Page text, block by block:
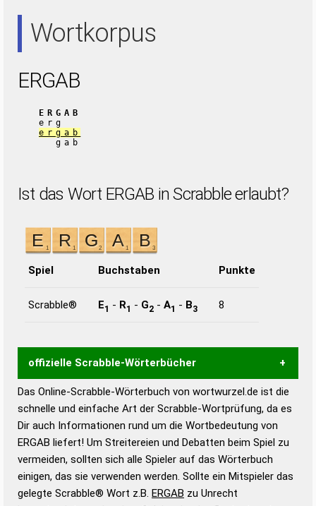
Wortkorpus
ERGAB
ERGAB
erg
ergab
gab
Ist das Wort ERGAB in Scrabble erlaubt?
Spiel Buchstaben Punkte
Scrabble® E1 - R1 - G2 - A1 - B3 8
offizielle Scrabble-Wörterbücher
Wortwurzel liefert mit Hilfe eines semantischen
Wortanalyse-Algorithmus gute Anhaltspunkte zu
Wortbedeutung, Worttrennung und Wortform, um die
Gültigkeit eines Wortes für das Scrabble-Spiel zu
bestimmen!
zugelassene Turnier Scrabble-
Wörterbücher sind:
Das Online-Scrabble-Wörterbuch von wortwurzel.de ist die
schnelle und einfache Art der Scrabble-Wortprüfung, da es
Dir auch Informationen rund um die Wortbedeutung von
ERGAB liefert! Um Streitereien und Debatten beim Spiel zu
vermeiden, sollten sich alle Spieler auf das Wörterbuch
einigen, das sie verwenden werden. Sollte ein Mitspieler das
gelegte Scrabble® Wort z.B. ERGAB zu Unrecht